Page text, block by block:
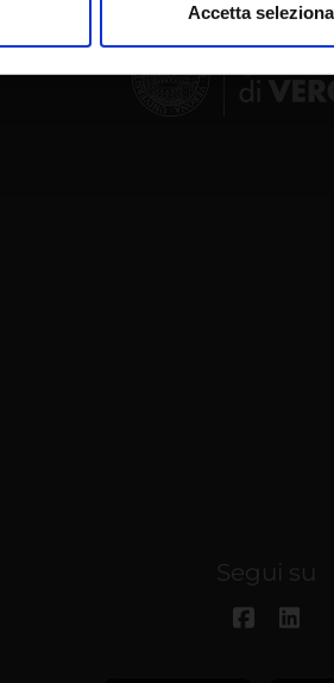
e social media, i quali potrebbero
dei loro servizi.
Accetta
Segui su